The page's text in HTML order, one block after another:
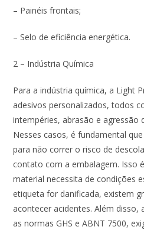
– Painéis frontais;
– Selo de eficiência energética.
2 – Indústria Química
Para a indústria química, a Light
adesivos personalizados, todos
intempéries, abrasão e agressão
Nesses casos, é fundamental
para não correr o risco de
contato com a embalagem. Isso
material necessita de condições
etiqueta for danificada, existem
acontecer acidentes. Além disso,
as normas GHS e ABNT 7500,